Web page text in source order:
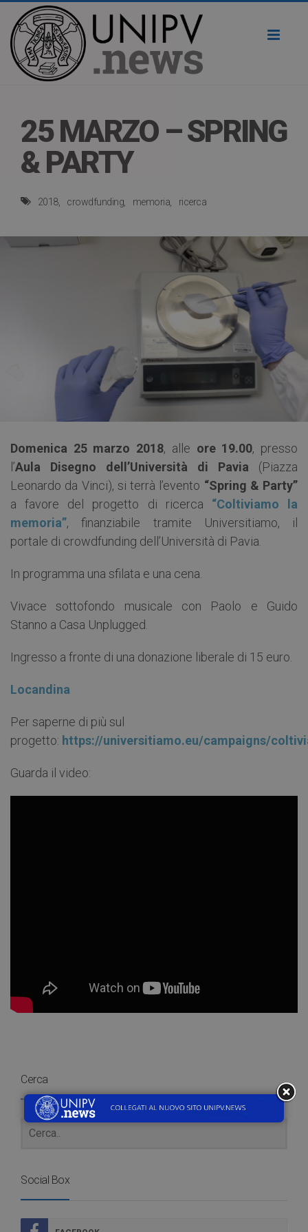
25 MARZO – SPRING
& PARTY
2018 crowdfunding memoria ricerca
Domenica 25 marzo 2018, alle ore 19.00, presso
l’Aula Disegno dell’Università di Pavia (Piazza
Leonardo da Vinci), si terrà l’evento “Spring & Party”
a favore del progetto di ricerca “Coltiviamo la
memoria”, finanziabile tramite Universitiamo, il
portale di crowdfunding dell’Università di Pavia.
In programma una sfilata e una cena.
Vivace sottofondo musicale con Paolo e Guido
Stanno a Casa Unplugged.
Ingresso a fronte di una donazione liberale di 15 euro.
Locandina
Per saperne di più sul
progetto: https://universitiamo.eu/campaigns/
Guarda il video:
Cerca
Social Box